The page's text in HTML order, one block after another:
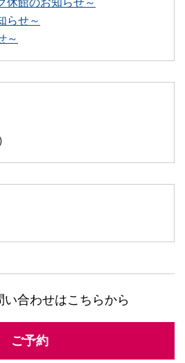
休館のお知らせ～
らせ～
～
い合わせはこちらから
ご予約